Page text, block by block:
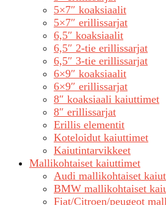
5×7″ koaksiaalit
5×7″ erillissarjat
6,5″ koaksiaalit
6,5″ 2-tie erillissarjat
6,5″ 3-tie erillissarjat
6×9″ koaksiaalit
6×9″ erillissarjat
8″ koaksiaali kaiuttimet
8″ erillissarjat
Erillis elementit
Koteloidut kaiuttimet
Kaiutintarvikkeet
Mallikohtaiset kaiuttimet
Audi mallikohtaiset
BMW mallikohtaiset
Fiat/Citroen/peugeot